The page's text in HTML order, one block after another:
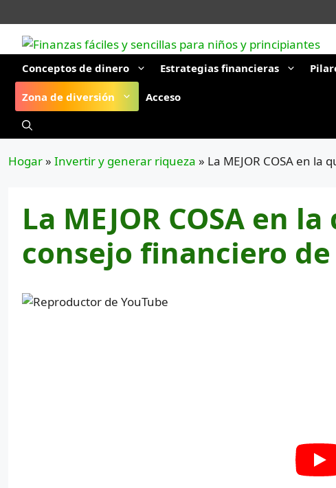
al
contenido
Conceptos de dinero Estrategias financieras
Zona de diversión Acceso
Hogar» Invertir y generar riqueza » La MEJOR COSA en
La MEJOR COSA en
consejo financiero de